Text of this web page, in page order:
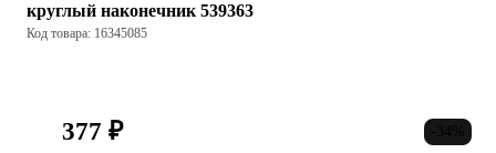
круглый наконечник 539363
Код товара: 16345085
377 ₽